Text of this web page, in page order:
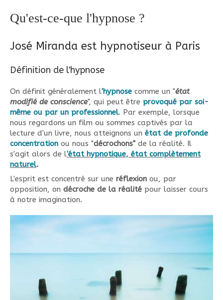
Qu'est-ce-que l'hypnose ?
José Miranda est hypnotiseur à Paris
Définition de l'hypnose
On définit généralement l'hypnose comme un "état
modifié de conscience", qui peut être provoqué par soi-
même ou par un professionnel. Par exemple, lorsque
nous regardons un film ou sommes captivés par la
lecture d'un livre, nous atteignons un état de profonde
concentration ou nous "décrochons" de la réalité. Il
s'agit alors de l'état hypnotique, état complètement
naturel.
L'esprit est concentré sur une réflexion ou, par
opposition, on décroche de la réalité pour laisser cours
à notre imagination.